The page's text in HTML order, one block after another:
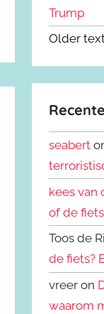
Trump
Older
seabert
kees van
of de
Toos de
de fiets?
vreer on
waarom